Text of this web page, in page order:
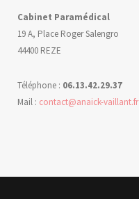
Cabinet Paramédical
19 A, Place Roger Salengro
44400 REZE
Téléphone : 06.13.42.29.37
Mail : contact@anaick-vaillant.fr